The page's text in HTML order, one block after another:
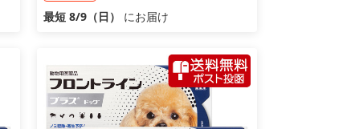
最短 8/9（日） にお届け